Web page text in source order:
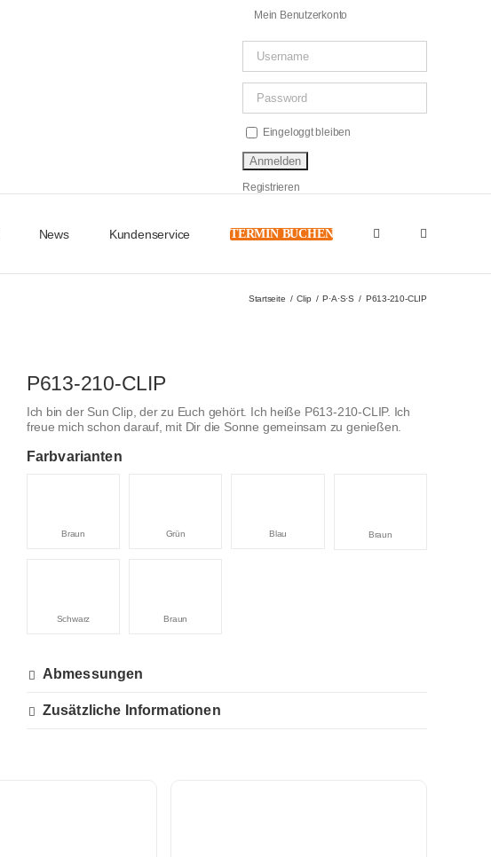
Mein Benutzerkonto
Eingeloggt bleiben
Registrieren
News Kundenservice TERMIN BUCHEN
Startseite Clip P·A·S·S P613-210-CLIP
P613-210-CLIP
Ich bin der Sun Clip, der zu Euch gehört. Ich heiße P613-210-CLIP. Ich
freue mich schon darauf, mit Dir die Sonne gemeinsam zu genießen.
Farbvarianten
Braun Grün Blau Braun
Schwarz Braun
Abmessungen
Zusätzliche Informationen